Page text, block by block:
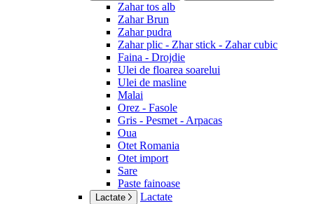
Zahar tos alb
Zahar Brun
Zahar pudra
Zahar plic - Zhar stick - Zahar cubic
Faina - Drojdie
Ulei de floarea soarelui
Ulei de masline
Malai
Orez - Fasole
Gris - Pesmet - Arpacas
Oua
Otet Romania
Otet import
Sare
Paste fainoase
Lactate Lactate